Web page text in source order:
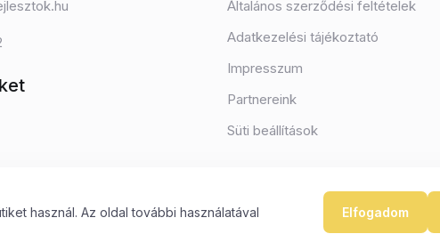
Általános szerződési feltételek
Adatkezelési tájékoztató
Impresszum
Partnereink
Süti beállítások
használ. Az oldal további használatával
Elfogadom